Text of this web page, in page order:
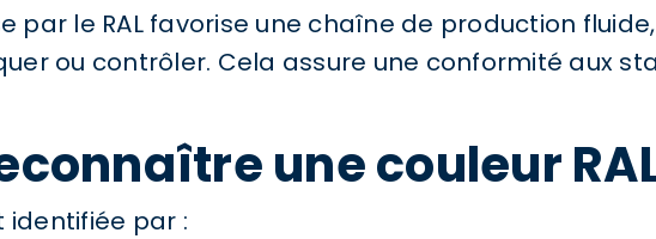
par le RAL favorise une chaîne de production
ou contrôler. Cela assure une conformité aux
une couleur
identifiée par :